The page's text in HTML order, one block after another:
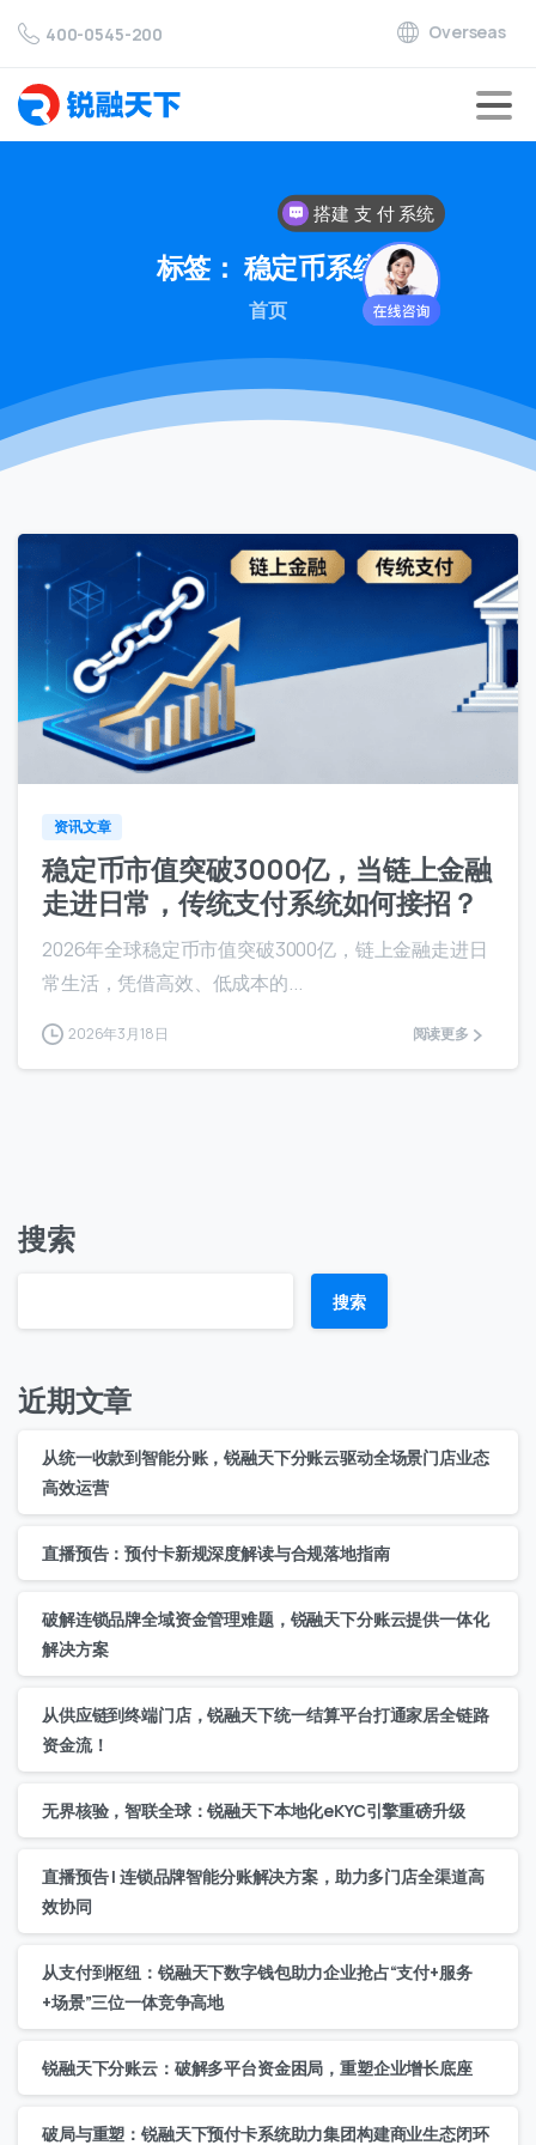
400-0545-200 Overseas
标签： 稳定币系统
首页
资讯文章
稳定币市值突破3000亿，当链上金融
走进日常，传统支付系统如何接招？
2026年全球稳定币市值突破3000亿，链上金融走进日
常生活，凭借高效、低成本的...
2026年3月18日 阅读更多
搜索
搜索
近期文章
从统一收款到智能分账，锐融天下分账云驱动全场景门店业态
高效运营
直播预告：预付卡新规深度解读与合规落地指南
破解连锁品牌全域资金管理难题，锐融天下分账云提供一体化
解决方案
从供应链到终端门店，锐融天下统一结算平台打通家居全链路
资金流！
无界核验，智联全球：锐融天下本地化eKYC引擎重磅升级
直播预告 | 连锁品牌智能分账解决方案，助力多门店全渠道高
效协同
从支付到枢纽：锐融天下数字钱包助力企业抢占“支付+服务
+场景”三位一体竞争高地
锐融天下分账云：破解多平台资金困局，重塑企业增长底座
破局与重塑：锐融天下预付卡系统助力集团构建商业生态闭环
搭建 支 付 系统